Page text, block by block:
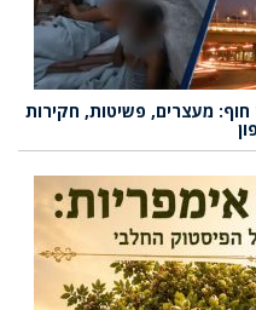
חוף: מעצרים, פשיטות, חקירות